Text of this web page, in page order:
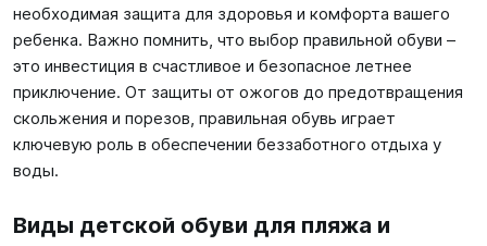
необходимая защита для здоровья и комфорта вашего
ребенка. Важно помнить, что выбор правильной обуви –
это инвестиция в счастливое и безопасное летнее
приключение. От защиты от ожогов до предотвращения
скольжения и порезов, правильная обувь играет
ключевую роль в обеспечении беззаботного отдыха у
воды.
Виды детской обуви для пляжа и